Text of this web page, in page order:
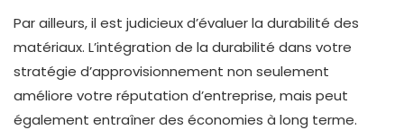
Par ailleurs, il est judicieux d’évaluer la durabilité des
matériaux. L’intégration de la durabilité dans votre
stratégie d’approvisionnement non seulement
améliore votre réputation d’entreprise, mais peut
également entraîner des économies à long terme.